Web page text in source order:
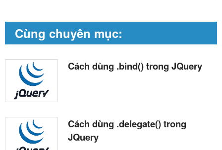
Cùng chuyên mục:
Cách dùng .bind() trong JQuery
Cách dùng .delegate() trong
JQuery